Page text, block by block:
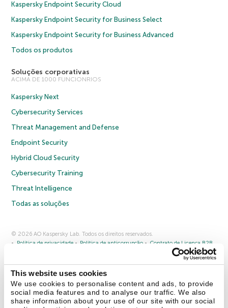
This website uses cookies
We use cookies to personalise content and ads, to provide
social media features and to analyse our traffic. We also
share information about your use of our site with our social
Kaspersky Endpoint Security Cloud
Kaspersky Endpoint Security for Business Select
Kaspersky Endpoint Security for Business Advanced
Todos os produtos
Soluções corporativas
ACIMA DE 1000 FUNCIONRIOS
Kaspersky Next
Cybersecurity Services
Threat Management and Defense
Endpoint Security
Hybrid Cloud Security
Cybersecurity Training
Threat Intelligence
Todas as soluções
© 2026 AO Kaspersky Lab. Todos os direitos reservados.
Política de privacidade
Política de anticorrupção
Contrato de Licença B2B
Cookies
Fale conosco Sobre a Kaspersky Parceiros
Comunicado à imprensa